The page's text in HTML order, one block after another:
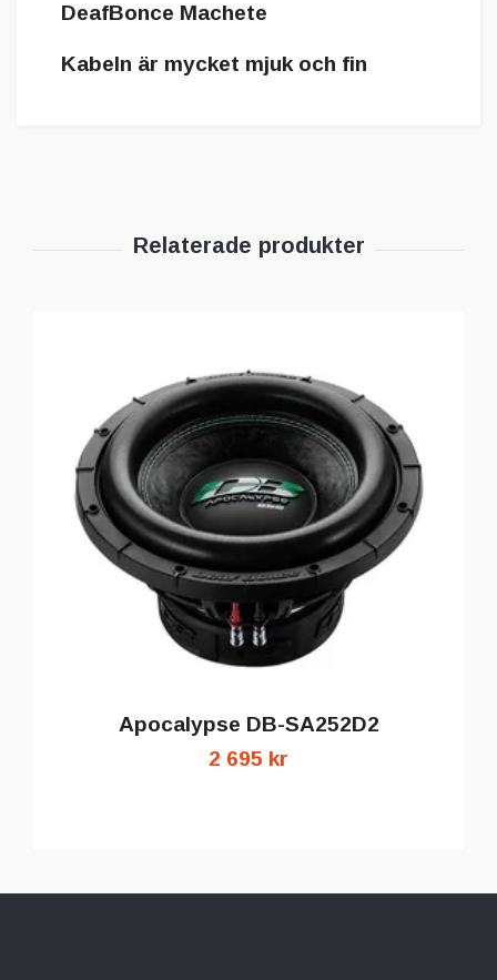
DeafBonce Machete
Kabeln är mycket mjuk och fin
Apocalypse DB-SA252D2
2 695 kr